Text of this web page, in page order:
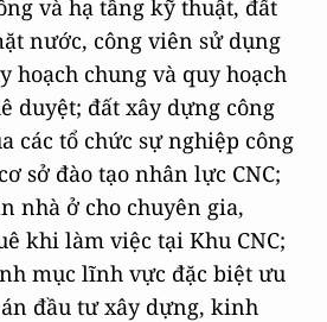
và hạ tầng kỹ thuật, đất
nước, công viên sử dụng
hoạch chung và quy hoạch
duyệt; đất xây dựng công
các tổ chức sự nghiệp công
sở đào tạo nhân lực CNC;
nhà ở cho chuyên gia,
khi làm việc tại Khu CNC;
mục lĩnh vực đặc biệt ưu
đầu tư xây dựng, kinh